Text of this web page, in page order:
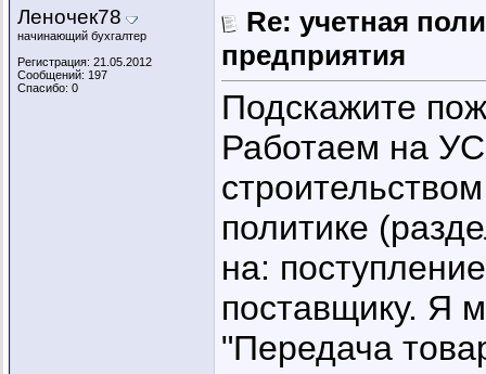
Леночек78
начинающий бухгалтер
Регистрация: 21.05.2012
Сообщений: 197
Спасибо: 0
Re: учетная
предприятия
Подскажите
Работаем на
политике
на:
поставщику. Я
"Передача